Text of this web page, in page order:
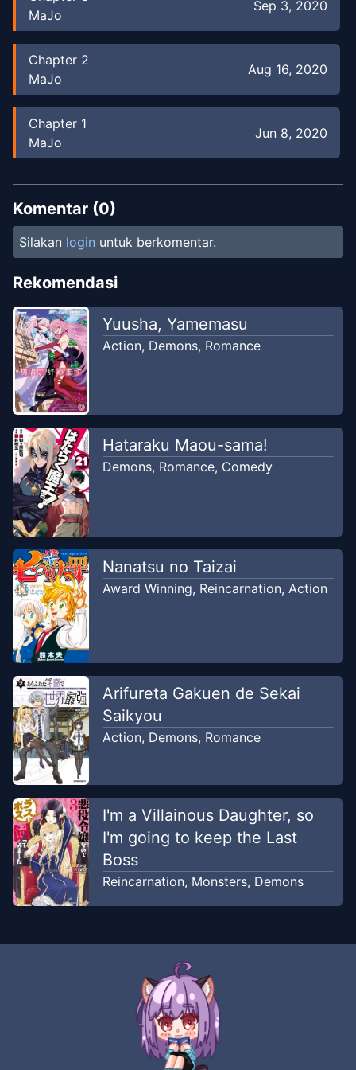
MaJo
Sep 3, 2020
Chapter 2
MaJo
Aug 16, 2020
Chapter 1
MaJo
Jun 8, 2020
Komentar (0)
Silakan login untuk berkomentar.
Rekomendasi
Yuusha, Yamemasu
Action, Demons, Romance
Hataraku Maou-sama!
Demons, Romance, Comedy
Nanatsu no Taizai
Award Winning, Reincarnation, Action
Arifureta Gakuen de Sekai
Saikyou
Action, Demons, Romance
I'm a Villainous Daughter, so
I'm going to keep the Last
Boss
Reincarnation, Monsters, Demons